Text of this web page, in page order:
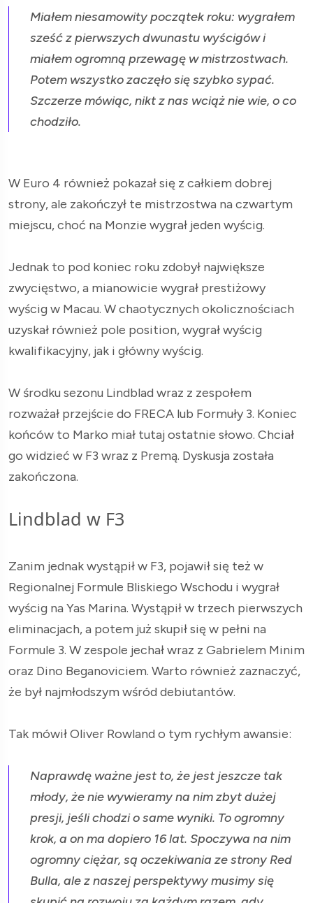
Miałem niesamowity początek roku: wygrałem
sześć z pierwszych dwunastu wyścigów i
miałem ogromną przewagę w mistrzostwach.
Potem wszystko zaczęło się szybko sypać.
Szczerze mówiąc, nikt z nas wciąż nie wie, o co
chodziło.
W Euro 4 również pokazał się z całkiem dobrej
strony, ale zakończył te mistrzostwa na czwartym
miejscu, choć na Monzie wygrał jeden wyścig.
Jednak to pod koniec roku zdobył największe
zwycięstwo, a mianowicie wygrał prestiżowy
wyścig w Macau. W chaotycznych okolicznościach
uzyskał również pole position, wygrał wyścig
kwalifikacyjny, jak i główny wyścig.
W środku sezonu Lindblad wraz z zespołem
rozważał przejście do FRECA lub Formuły 3. Koniec
końców to Marko miał tutaj ostatnie słowo. Chciał
go widzieć w F3 wraz z Premą. Dyskusja została
zakończona.
Lindblad w F3
Zanim jednak wystąpił w F3, pojawił się też w
Regionalnej Formule Bliskiego Wschodu i wygrał
wyścig na Yas Marina. Wystąpił w trzech pierwszych
eliminacjach, a potem już skupił się w pełni na
Formule 3. W zespole jechał wraz z Gabrielem Minim
oraz Dino Beganoviciem. Warto również zaznaczyć,
że był najmłodszym wśród debiutantów.
Tak mówił Oliver Rowland o tym rychłym awansie:
Naprawdę ważne jest to, że jest jeszcze tak
młody, że nie wywieramy na nim zbyt dużej
presji, jeśli chodzi o same wyniki. To ogromny
krok, a on ma dopiero 16 lat. Spoczywa na nim
ogromny ciężar, są oczekiwania ze strony Red
Bulla, ale z naszej perspektywy musimy się